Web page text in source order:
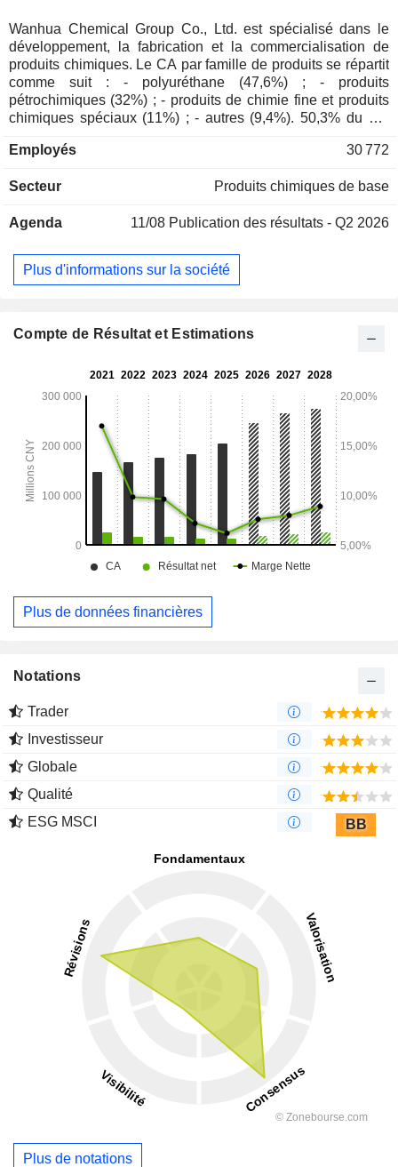
Wanhua Chemical Group Co., Ltd. est spécialisé dans le
développement, la fabrication et la commercialisation de
produits chimiques. Le CA par famille de produits se répartit
comme suit : - polyuréthane (47,6%) ; - produits
pétrochimiques (32%) ; - produits de chimie fine et produits
chimiques spéciaux (11%) ; - autres (9,4%). 50,3% du CA
Employés
30 772
Secteur Produits chimiques de base
Agenda 11/08 Publication des résultats - Q2 2026
Plus d'informations sur la société
Compte de Résultat et Estimations
Plus de données financières
Notations
Trader
Investisseur
Globale
Qualité
ESG MSCI
BB
Plus de notations